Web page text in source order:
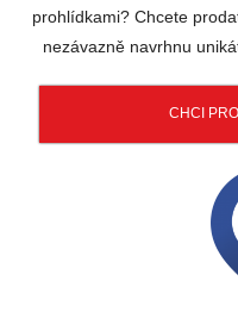
prohlídkami? Chcete
nezávazně navrhnu
CHCI